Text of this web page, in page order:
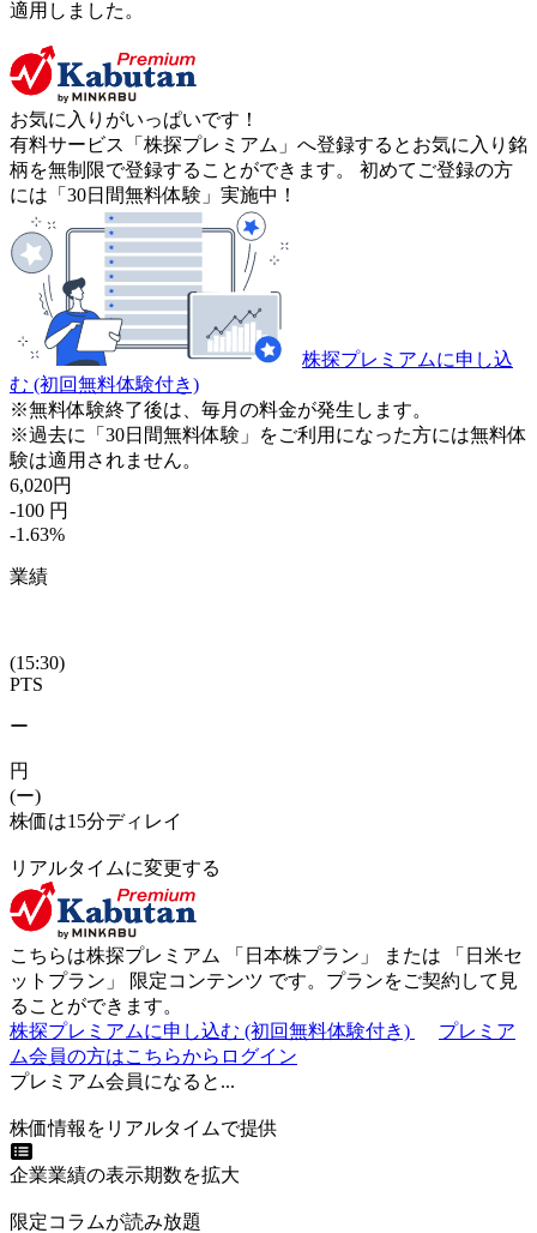
適用しました。
お気に入りがいっぱいです！
有料サービス「株探プレミアム」へ登録するとお気に入り銘
柄を無制限で登録することができます。 初めてご登録の方
には「30日間無料体験」実施中！
株探プレミアムに申し込
む (初回無料体験付き)
※無料体験終了後は、毎月の料金が発生します。
※過去に「30日間無料体験」をご利用になった方には無料体
験は適用されません。
6,020円
-100 円
-1.63%
業績
(15:30)
PTS
ー
円
(ー)
株価は15分ディレイ
リアルタイムに変更する
こちらは株探プレミアム 「 日本株プラン 」 または 「 日米セ
ットプラン 」 限定コンテンツ です。プランをご契約して見
ることができます。
株探プレミアムに申し込む (初回無料体験付き)
プレミア
ム会員の方はこちらからログイン
プレミアム会員になると...
株価情報をリアルタイムで提供
企業業績の表示期数を拡大
限定コラムが読み放題